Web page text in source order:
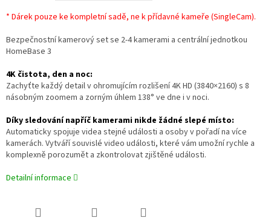
* Dárek pouze ke kompletní sadě, ne k přídavné kameře (SingleCam).
Bezpečnostní kamerový set se 2-4 kamerami a centrální jednotkou
HomeBase 3
4K čistota, den a noc:
Zachyťte každý detail v ohromujícím rozlišení 4K HD (3840×2160) s 8
násobným zoomem a zorným úhlem 138° ve dne i v noci.
Díky sledování napříč kamerami nikde žádné slepé místo:
Automaticky spojuje videa stejné události a osoby v pořadí na více
kamerách. Vytváří souvislé video události, které vám umožní rychle a
komplexně porozumět a zkontrolovat zjištěné události.
Detailní informace